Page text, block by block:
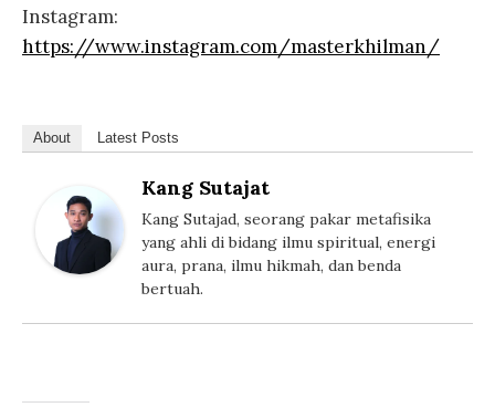
Instagram:
https://www.instagram.com/masterkhilman/
About Latest Posts
Kang Sutajat
Kang Sutajad, seorang pakar metafisika
yang ahli di bidang ilmu spiritual, energi
aura, prana, ilmu hikmah, dan benda
bertuah.